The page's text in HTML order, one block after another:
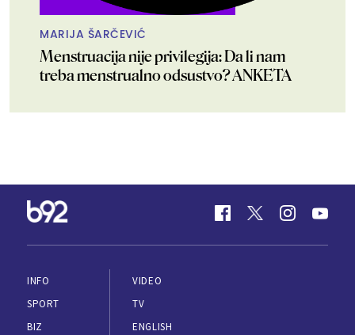
MARIJA ŠARČEVIĆ
Menstruacija nije privilegija: Da li nam
treba menstrualno odsustvo? ANKETA
INFO
SPORT
BIZ
VIDEO
TV
ENGLISH